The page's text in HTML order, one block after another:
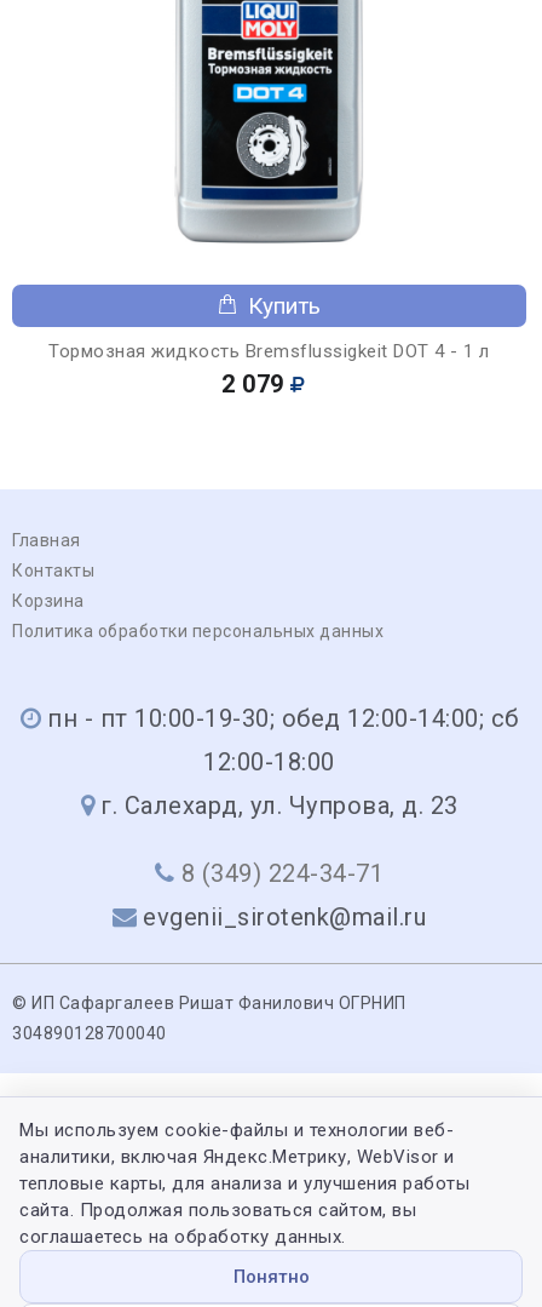
Купить
Тормозная жидкость Bremsflussigkeit DOT 4 - 1 л
2 079
Главная
Контакты
Корзина
Политика обработки персональных данных
пн - пт 10:00-19-30; обед 12:00-14:00; сб
12:00-18:00
г. Салехард, ул. Чупрова, д. 23
8 (349) 224-34-71
evgenii_sirotenk@mail.ru
© ИП Сафаргалеев Ришат Фанилович ОГРНИП
304890128700040
Мы используем cookie-файлы и технологии веб-
аналитики, включая Яндекс.Метрику, WebVisor и
тепловые карты, для анализа и улучшения работы
сайта. Продолжая пользоваться сайтом, вы
соглашаетесь на обработку данных.
Понятно